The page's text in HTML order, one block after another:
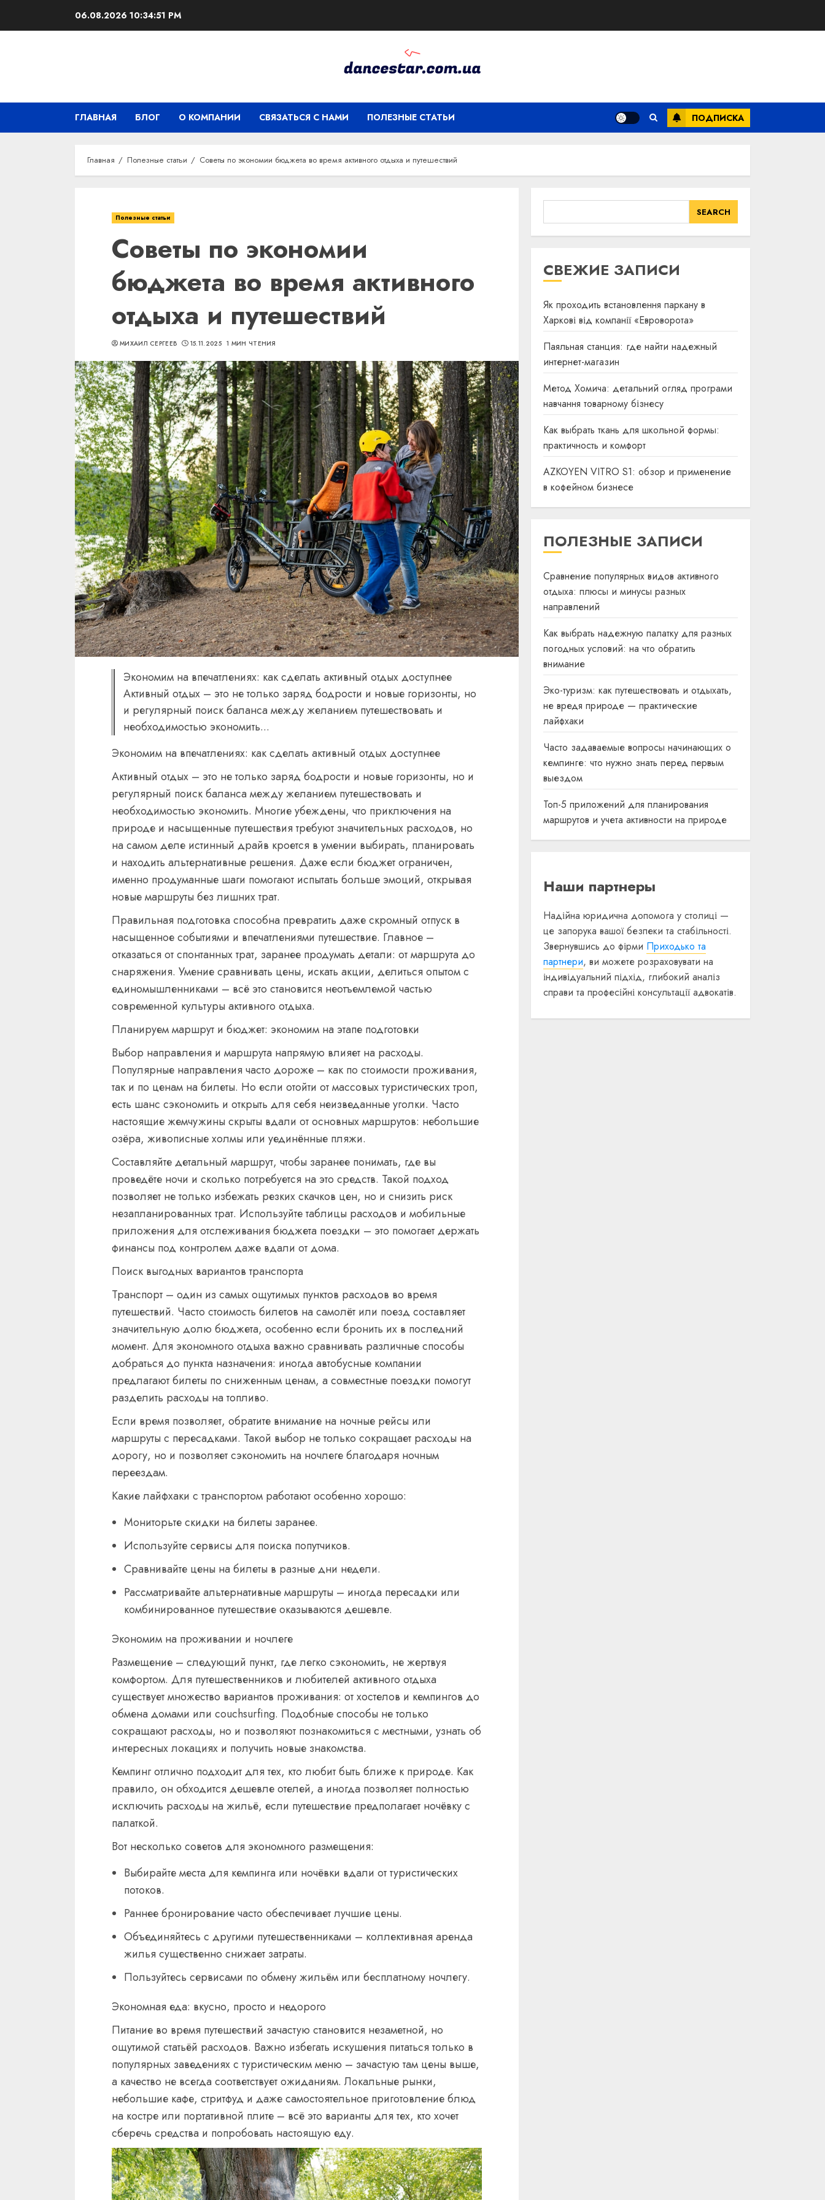
06.08.2026 10:34:52 PM
ГЛАВНАЯ БЛОГ О КОМПАНИИ СВЯЗАТЬСЯ С НАМИ ПОЛЕЗНЫЕ СТАТЬИ ПОДПИСКА
Главная Полезные статьи Советы по экономии бюджета во время активного отдыха и путешествий
Полезные статьи
Советы по экономии
бюджета во время активного
отдыха и путешествий
МИХАИЛ СЕРГЕЕВ 15.11.2025 1 МИН ЧТЕНИЯ
Экономим на впечатлениях: как сделать активный отдых доступнее
Активный отдых – это не только заряд бодрости и новые горизонты, но
и регулярный поиск баланса между желанием путешествовать и
необходимостью экономить...
Экономим на впечатлениях: как сделать активный отдых доступнее
Активный отдых – это не только заряд бодрости и новые горизонты, но и
регулярный поиск баланса между желанием путешествовать и
необходимостью экономить. Многие убеждены, что приключения на
природе и насыщенные путешествия требуют значительных расходов, но
на самом деле истинный драйв кроется в умении выбирать, планировать
и находить альтернативные решения. Даже если бюджет ограничен,
именно продуманные шаги помогают испытать больше эмоций, открывая
новые маршруты без лишних трат.
Правильная подготовка способна превратить даже скромный отпуск в
насыщенное событиями и впечатлениями путешествие. Главное –
отказаться от спонтанных трат, заранее продумать детали: от маршрута до
снаряжения. Умение сравнивать цены, искать акции, делиться опытом с
единомышленниками – всё это становится неотъемлемой частью
современной культуры активного отдыха.
Планируем маршрут и бюджет: экономим на этапе подготовки
Выбор направления и маршрута напрямую влияет на расходы.
Популярные направления часто дороже – как по стоимости проживания,
так и по ценам на билеты. Но если отойти от массовых туристических троп,
есть шанс сэкономить и открыть для себя неизведанные уголки. Часто
настоящие жемчужины скрыты вдали от основных маршрутов: небольшие
озёра, живописные холмы или уединённые пляжи.
Составляйте детальный маршрут, чтобы заранее понимать, где вы
проведёте ночи и сколько потребуется на это средств. Такой подход
позволяет не только избежать резких скачков цен, но и снизить риск
незапланированных трат. Используйте таблицы расходов и мобильные
приложения для отслеживания бюджета поездки – это помогает держать
финансы под контролем даже вдали от дома.
Поиск выгодных вариантов транспорта
Транспорт – один из самых ощутимых пунктов расходов во время
путешествий. Часто стоимость билетов на самолёт или поезд составляет
значительную долю бюджета, особенно если бронить их в последний
момент. Для экономного отдыха важно сравнивать различные способы
добраться до пункта назначения: иногда автобусные компании
предлагают билеты по сниженным ценам, а совместные поездки помогут
разделить расходы на топливо.
Если время позволяет, обратите внимание на ночные рейсы или
маршруты с пересадками. Такой выбор не только сокращает расходы на
дорогу, но и позволяет сэкономить на ночлеге благодаря ночным
переездам.
Какие лайфхаки с транспортом работают особенно хорошо:
Мониторьте скидки на билеты заранее.
Используйте сервисы для поиска попутчиков.
Сравнивайте цены на билеты в разные дни недели.
Рассматривайте альтернативные маршруты – иногда пересадки или
комбинированное путешествие оказываются дешевле.
Экономим на проживании и ночлеге
Размещение – следующий пункт, где легко сэкономить, не жертвуя
комфортом. Для путешественников и любителей активного отдыха
существует множество вариантов проживания: от хостелов и кемпингов до
обмена домами или couchsurfing. Подобные способы не только
сокращают расходы, но и позволяют познакомиться с местными, узнать об
интересных локациях и получить новые знакомства.
Кемпинг отлично подходит для тех, кто любит быть ближе к природе. Как
правило, он обходится дешевле отелей, а иногда позволяет полностью
исключить расходы на жильё, если путешествие предполагает ночёвку с
палаткой.
Вот несколько советов для экономного размещения:
Выбирайте места для кемпинга или ночёвки вдали от туристических
потоков.
Раннее бронирование часто обеспечивает лучшие цены.
Объединяйтесь с другими путешественниками – коллективная аренда
жилья существенно снижает затраты.
Пользуйтесь сервисами по обмену жильём или бесплатному ночлегу.
Экономная еда: вкусно, просто и недорого
Питание во время путешествий зачастую становится незаметной, но
ощутимой статьёй расходов. Важно избегать искушения питаться только в
популярных заведениях с туристическим меню – зачастую там цены выше,
а качество не всегда соответствует ожиданиям. Локальные рынки,
небольшие кафе, стритфуд и даже самостоятельное приготовление блюд
на костре или портативной плите – всё это варианты для тех, кто хочет
сберечь средства и попробовать настоящую еду.
SEARCH
СВЕЖИЕ ЗАПИСИ
Як проходить встановлення паркану в
Харкові від компанії «Евроворота»
Паяльная станция: где найти надежный
интернет-магазин
Метод Хомича: детальний огляд програми
навчання товарному бізнесу
Как выбрать ткань для школьной формы:
практичность и комфорт
AZKOYEN VITRO S1: обзор и применение
в кофейном бизнесе
ПОЛЕЗНЫЕ ЗАПИСИ
Сравнение популярных видов активного
отдыха: плюсы и минусы разных
направлений
Как выбрать надежную палатку для разных
погодных условий: на что обратить
внимание
Эко-туризм: как путешествовать и отдыхать,
не вредя природе — практические
лайфхаки
Часто задаваемые вопросы начинающих о
кемпинге: что нужно знать перед первым
выездом
Топ-5 приложений для планирования
маршрутов и учета активности на природе
Наши партнеры
Надійна юридична допомога у столиці —
це запорука вашої безпеки та стабільності.
Звернувшись до фірми Приходько та
партнери, ви можете розраховувати на
індивідуальний підхід, глибокий аналіз
справи та професійні консультації адвокатів.